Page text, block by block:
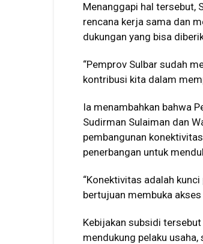
Menanggapi hal tersebut,
rencana kerja sama dan
dukungan yang bisa
“Pemprov Sulbar sudah
kontribusi kita dalam
Ia menambahkan bahwa
Sudirman Sulaiman dan
pembangunan
penerbangan untuk
“Konektivitas adalah
bertujuan membuka
Kebijakan subsidi
mendukung pelaku